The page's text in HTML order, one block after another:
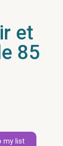
et
85
my list